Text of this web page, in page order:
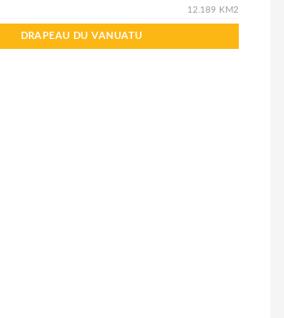
12.189 KM2
DRAPEAU DU VANUATU